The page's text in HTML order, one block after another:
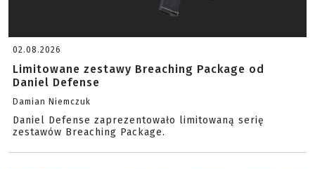
02.08.2026
Limitowane zestawy Breaching Package od
Daniel Defense
Damian Niemczuk
Daniel Defense zaprezentowało limitowaną serię
zestawów Breaching Package.